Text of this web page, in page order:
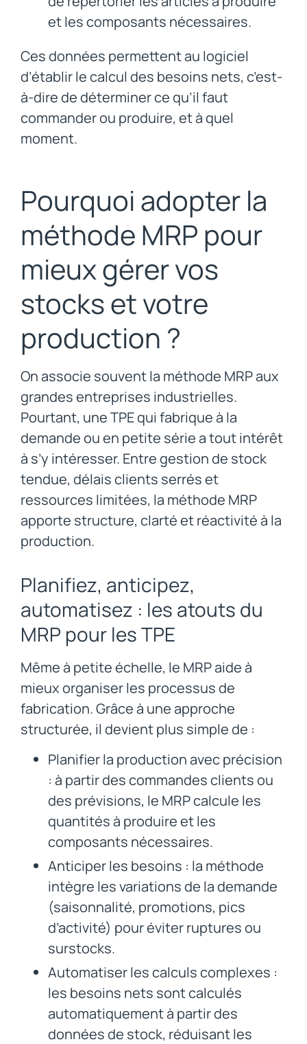
et les composants nécessaires.
Ces données permettent au logiciel
d’établir le calcul des besoins nets, c’est-
à-dire de déterminer ce qu’il faut
commander ou produire, et à quel
moment.
Pourquoi adopter la
méthode MRP pour
mieux gérer vos
stocks et votre
production ?
On associe souvent la méthode MRP aux
grandes entreprises industrielles.
Pourtant, une TPE qui fabrique à la
demande ou en petite série a tout intérêt
à s’y intéresser. Entre gestion de stock
tendue, délais clients serrés et
ressources limitées, la méthode MRP
apporte structure, clarté et réactivité à la
production.
Planifiez, anticipez,
automatisez : les atouts du
MRP pour les TPE
Même à petite échelle, le MRP aide à
mieux organiser les processus de
fabrication. Grâce à une approche
structurée, il devient plus simple de :
Planifier la production avec précision
: à partir des commandes clients ou
des prévisions, le MRP calcule les
quantités à produire et les
composants nécessaires.
Anticiper les besoins : la méthode
intègre les variations de la demande
(saisonnalité, promotions, pics
d’activité) pour éviter ruptures ou
surstocks.
Automatiser les calculs complexes :
les besoins nets sont calculés
automatiquement à partir des
données de stock, réduisant les